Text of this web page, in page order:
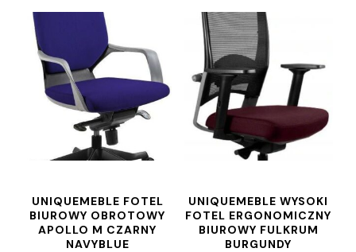
UNIQUEMEBLE FOTEL
BIUROWY OBROTOWY
APOLLO M CZARNY
NAVYBLUE
UNIQUEMEBLE WYSOKI
FOTEL ERGONOMICZNY
BIUROWY FULKRUM
BURGUNDY